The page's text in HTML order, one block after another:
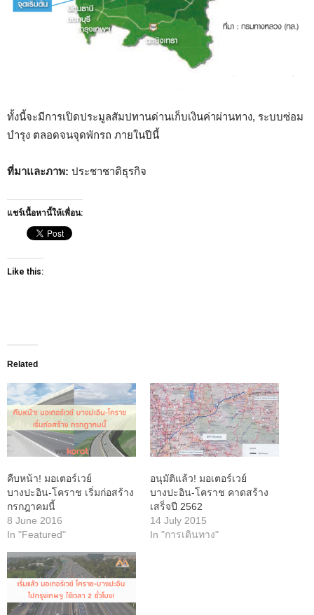
ทั้งนี้จะมีการเปิดประมูลสัมปทานด่านเก็บเงินค่าผ่านทาง, ระบบซ่อม
บำรุง ตลอดจนจุดพักรถ ภายในปีนี้
ที่มาและภาพ: ประชาชาติธุรกิจ
แชร์เนื้อหานี้ให้เพื่อน:
Like this:
Related
คืบหน้า! มอเตอร์เวย์
บางปะอิน-โคราช เริ่มก่อสร้าง
กรกฎาคมนี้
8 June 2016
In "Featured"
อนุมัติแล้ว! มอเตอร์เวย์
บางปะอิน-โคราช คาดสร้าง
เสร็จปี 2562
14 July 2015
In "การเดินทาง"